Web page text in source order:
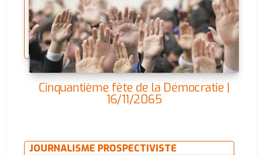
Cinquantième fête de la Démocratie |
16/11/2065
JOURNALISME PROSPECTIVISTE